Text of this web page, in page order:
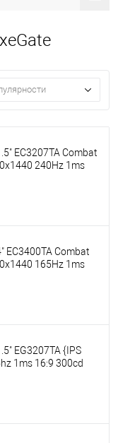
EC3207TA Combat
240Hz 1ms
178 HDMI
HAS pivot}
EC3400TA Combat
165Hz 1ms
178/178
RGB-
EG3207TA {IPS
1ms 16:9 300cd
audio-out speakers}